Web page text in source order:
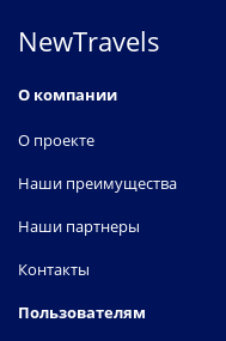
NewTravels
О компании
О проекте
Наши преимущества
Наши партнеры
Контакты
Пользователям